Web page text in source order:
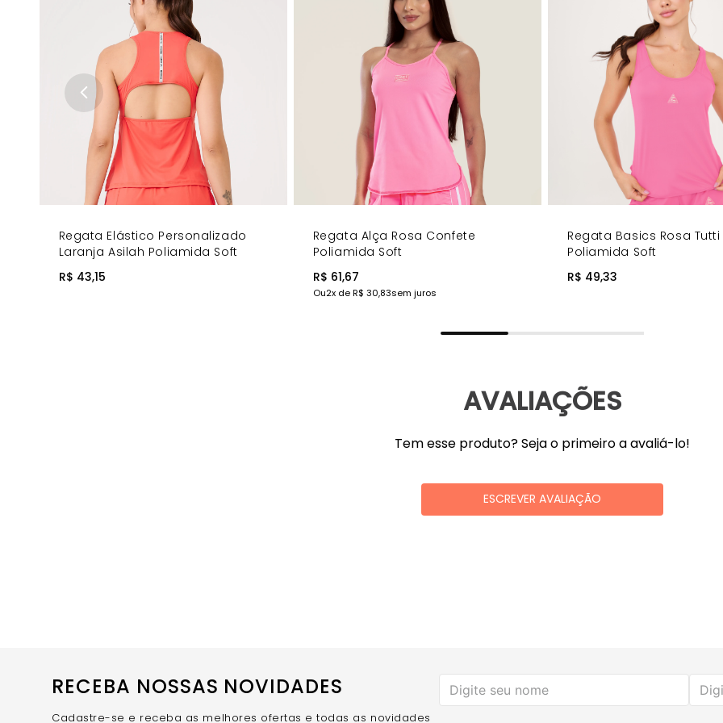
Gola Arredondada - Design clássico e atemporal.
Logo Donna Carioca - Detalhe exclusivo na parte superior da frente.
COMPRE AGORA - Adicione leveza e estilo ao seu guarda-roupa fitness!
Regata Elástico Personalizado
Laranja Asilah Poliamida Soft
R$ 43,15
Regata Alça Rosa Confete
Poliamida Soft
R$ 61,67
Ou2x deR$ 30,83sem juros
Regata Basics Rosa Tutti
Poliamida Soft
R$ 49,33
AVALIAÇÕES
Tem esse produto? Seja o primeiro a avaliá-lo!
ESCREVER AVALIAÇÃO
RECEBA NOSSAS NOVIDADES
Cadastre-se e receba as melhores ofertas e todas as novidades